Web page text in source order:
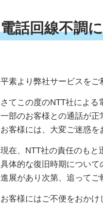
電話回線不調に
平素より弊社サービスを
さてこの度のNTT社によ
一部のお客様との通話が
お客様には、大変ご迷惑
現在、NTT社の責任のもと
具体的な復旧時期につい
進展があり次第、追って
お客様にはご不便をおか